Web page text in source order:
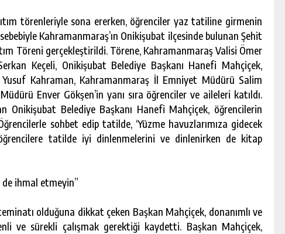
törenleriyle sona ererken, öğrenciler yaz tatiline girmenin
Kahramanmaraş’ın Onikişubat ilçesinde bulunan Şehit
Töreni gerçekleştirildi. Törene, Kahramanmaraş Valisi Ömer
Keçeli, Onikişubat Belediye Başkanı Hanefi Mahçiçek,
Kahraman, Kahramanmaraş İl Emniyet Müdürü Salim
Enver Gökşen’in yanı sıra öğrenciler ve aileleri katıldı.
Onikişubat Belediye Başkanı Hanefi Mahçiçek, öğrencilerin
sohbet edip tatilde, ‘Yüzme havuzlarımıza gidecek
tatilde iyi dinlenmelerini ve dinlenirken de kitap
ihmal etmeyin”
olduğuna dikkat çeken Başkan Mahçiçek, donanımlı ve
ve sürekli çalışmak gerektiği kaydetti. Başkan Mahçiçek,
GÖKSUN HAFIZLIK KIZ KUR’AN KURSU
ÖĞRENCILERINE DARENDE GEZISI.